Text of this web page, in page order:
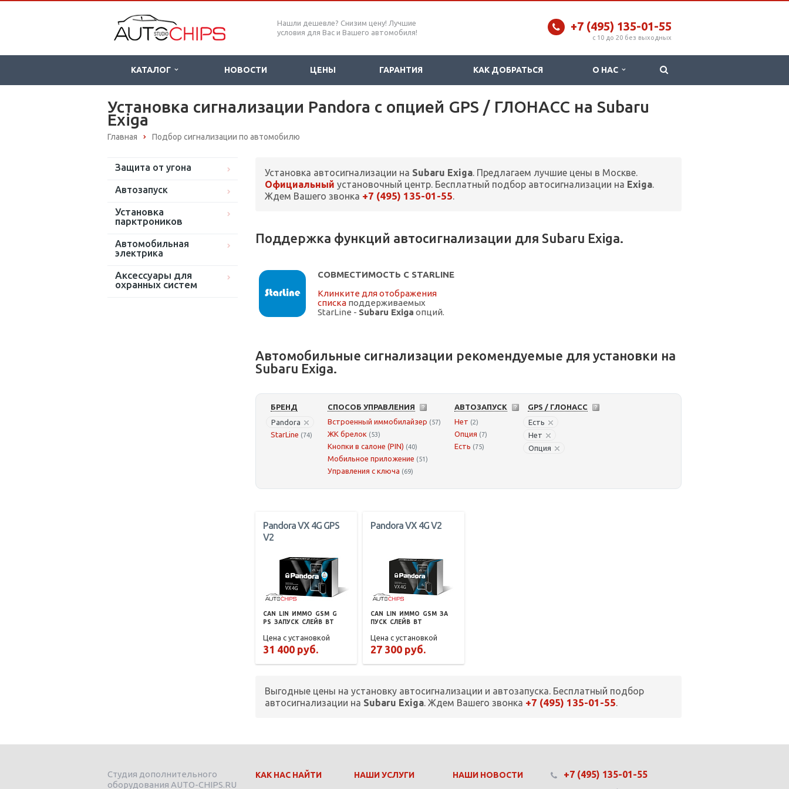
Нашли дешевле? Снизим цену! Лучшие
условия для Вас и Вашего автомобиля!
+7 (495) 135-01-55
c 10 до 20 без выходных
КАТАЛОГ НОВОСТИ ЦЕНЫ ГАРАНТИЯ КАК ДОБРАТЬСЯ О НАС
Установка сигнализации Pandora с опцией GPS / ГЛОНАСС на Subaru
Exiga
Главная Подбор сигнализации по автомобилю
Защита от угона
Автозапуск
Установка
парктроников
Автомобильная
электрика
Аксессуары для
охранных систем
Установка автосигнализации на Subaru Exiga. Предлагаем лучшие цены в Москве.
Официальный установочный центр. Бесплатный подбор автосигнализации на Exiga.
Ждем Вашего звонка +7 (495) 135-01-55.
Поддержка функций автосигнализации для Subaru Exiga.
СОВМЕСТИМОСТЬ С STARLINE
Клинките для отображения
списка поддерживаемых
StarLine - Subaru Exiga опций.
Автомобильные сигнализации рекомендуемые для установки на
Subaru Exiga.
БРЕНД
Pandora
StarLine (74)
СПОСОБ УПРАВЛЕНИЯ
Встроенный иммобилайзер (57)
ЖК брелок (53)
Кнопки в салоне (PIN) (40)
Мобильное приложение (51)
Управления с ключа (69)
АВТОЗАПУСК
Нет (2)
Опция (7)
Есть (75)
GPS / ГЛОНАСС
Есть
Нет
Опция
Pandora VX 4G GPS
V2
CAN LIN ИММО GSM G
PS ЗАПУСК СЛЕЙВ BT
Цена с установкой
31 400 руб.
Pandora VX 4G V2
CAN LIN ИММО GSM ЗА
ПУСК СЛЕЙВ BT
Цена с установкой
27 300 руб.
Выгодные цены на установку автосигнализации и автозапуска. Бесплатный подбор
автосигнализации на Subaru Exiga. Ждем Вашего звонка +7 (495) 135-01-55.
Студия дополнительного
оборудования AUTO-CHIPS.RU
КАК НАС НАЙТИ НАШИ УСЛУГИ НАШИ НОВОСТИ +7 (495) 135-01-55